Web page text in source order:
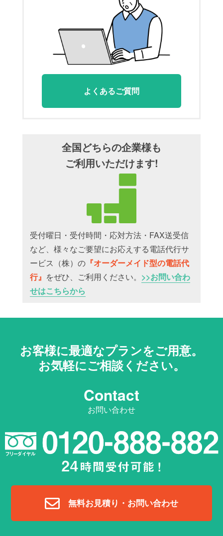
よくあるご質問
全国どちらの企業様も
ご利用いただけます!
受付曜日・受付時間・応対方法・FAX送受信
など、様々なご要望にお応えする電話代行サ
ービス（株）の 『オーダーメイド型の電話代
行』 をぜひ、ご利用ください。 >>お問い合わ
せはこちらから
お客様に最適なプランをご用意。
お気軽にご相談ください。
Contact
お問い合わせ
無料お見積り・お問い合わせ